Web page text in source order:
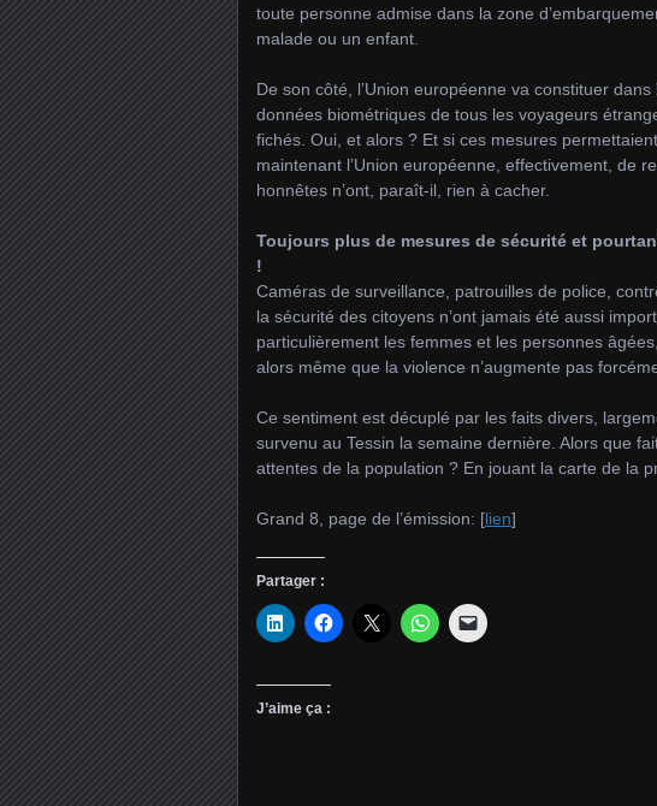
toute personne admise dans la zone
malade ou un enfant.
De son côté, l’Union européenne va constituer
données biométriques de tous les voyageurs
fichés. Oui, et alors ? Et si ces mesures
maintenant l’Union européenne, effectivement, de
honnêtes n’ont, paraît-il, rien à cacher.
Toujours plus de mesures de sécurité et
!
Caméras de surveillance, patrouilles de police,
la sécurité des citoyens n’ont jamais été aussi
particulièrement les femmes et les personnes
alors même que la violence n’augmente pas
Ce sentiment est décuplé par les faits divers,
survenu au Tessin la semaine dernière. Alors que
attentes de la population ? En jouant la carte de la
Grand 8, page de l’émission: [lien]
Partager :
J’aime ça :